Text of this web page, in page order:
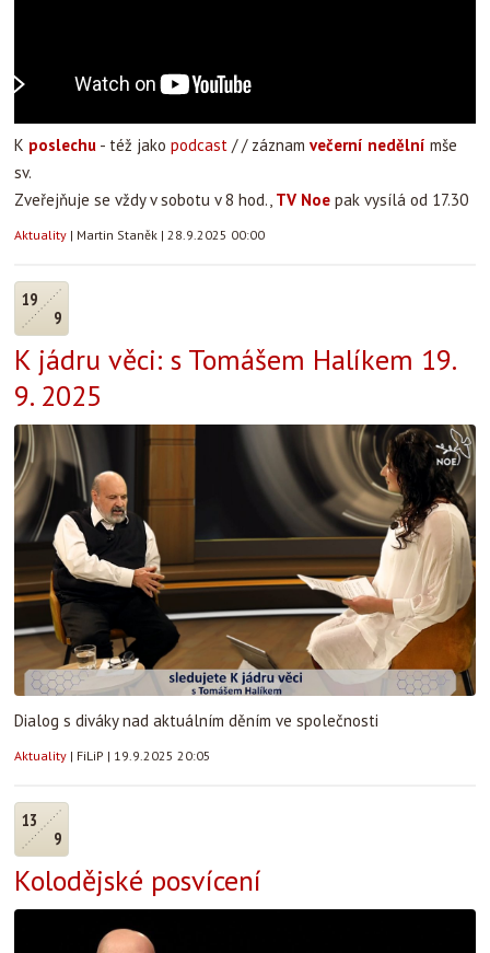
K poslechu - též jako podcast / / záznam večerní nedělní mše
sv.
Zveřejňuje se vždy v sobotu v 8 hod., TV Noe pak vysílá od 17.30
Aktuality | Martin Staněk | 28.9.2025 00:00
19
9
K jádru věci: s Tomášem Halíkem 19.
9. 2025
Dialog s diváky nad aktuálním děním ve společnosti
Aktuality | FiLiP | 19.9.2025 20:05
13
9
Kolodějské posvícení